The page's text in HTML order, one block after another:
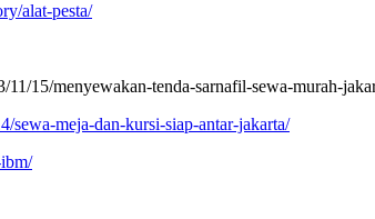
alat-pesta/
11/15/menyewakan-tenda-sarnafil-sewa-murah-
sewa-meja-dan-kursi-siap-antar-jakarta/